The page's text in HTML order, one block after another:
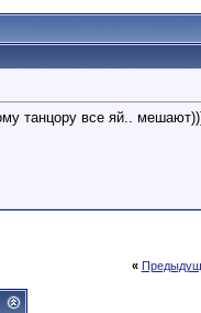
танцору все яй..
«